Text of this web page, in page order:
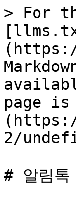
> For
page is
2/
# 알림